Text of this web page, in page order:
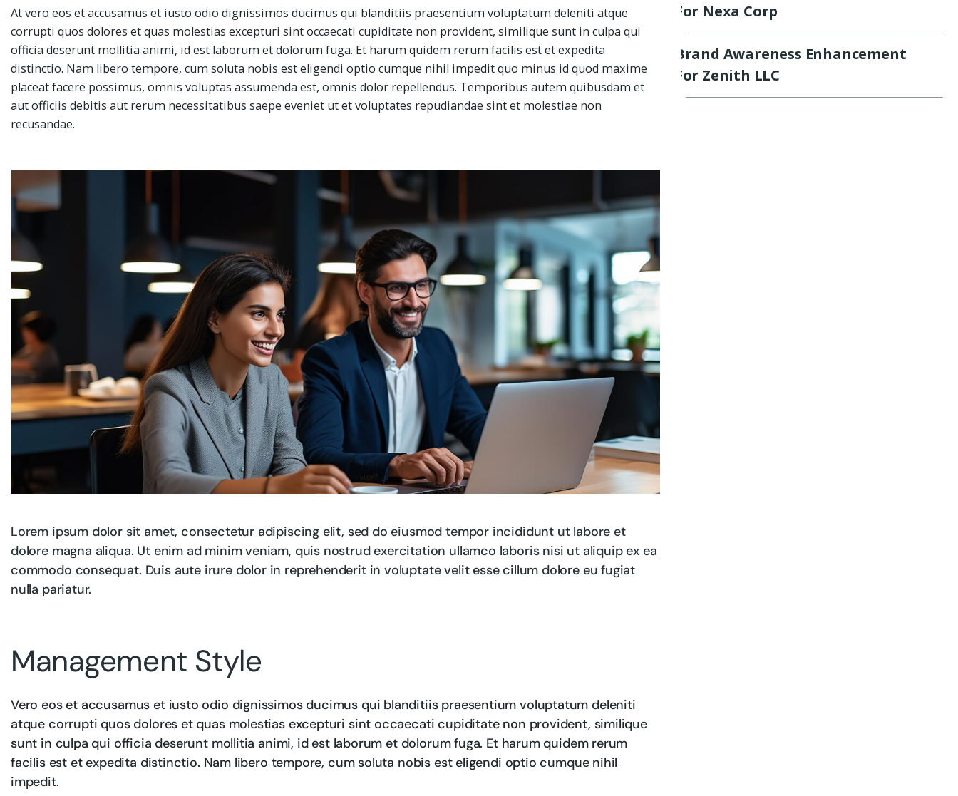
At vero eos et accusamus et iusto odio dignissimos ducimus qui blanditiis praesentium voluptatum deleniti atque
corrupti quos dolores et quas molestias excepturi sint occaecati cupiditate non provident, similique sunt in culpa qui
officia deserunt mollitia animi, id est laborum et dolorum fuga. Et harum quidem rerum facilis est et expedita
distinctio. Nam libero tempore, cum soluta nobis est eligendi optio cumque nihil impedit quo minus id quod maxime
placeat facere possimus, omnis voluptas assumenda est, omnis dolor repellendus. Temporibus autem quibusdam et
aut officiis debitis aut rerum necessitatibus saepe eveniet ut et voluptates repudiandae sint et molestiae non
recusandae.
Lorem ipsum dolor sit amet, consectetur adipiscing elit, sed do eiusmod tempor incididunt ut labore et
dolore magna aliqua. Ut enim ad minim veniam, quis nostrud exercitation ullamco laboris nisi ut aliquip ex ea
commodo consequat. Duis aute irure dolor in reprehenderit in voluptate velit esse cillum dolore eu fugiat
nulla pariatur.
Management Style
Vero eos et accusamus et iusto odio dignissimos ducimus qui blanditiis praesentium voluptatum deleniti
atque corrupti quos dolores et quas molestias excepturi sint occaecati cupiditate non provident, similique
sunt in culpa qui officia deserunt mollitia animi, id est laborum et dolorum fuga. Et harum quidem rerum
facilis est et expedita distinctio. Nam libero tempore, cum soluta nobis est eligendi optio cumque nihil
impedit.
For Nexa Corp
Brand Awareness Enhancement
For Zenith LLC